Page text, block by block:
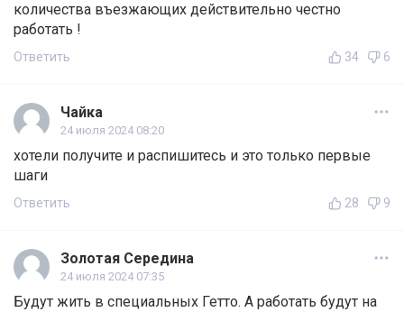
количества въезжающих действительно честно
работать !
Ответить 34 6
Чайка
24 июля 2024 08:20
хотели получите и распишитесь и это только первые
шаги
Ответить 28 9
Золотая Середина
24 июля 2024 07:35
Будут жить в специальных Гетто. А работать будут на